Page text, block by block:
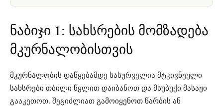
ნაბიჯი 1: სახსრების მომზადება
მკურნალობისთვის
მკურნალობის დაწყებამდე სასურველია მტკივნეული
სახსრები თბილი წყლით დაიბანოთ და მსუბუქი მასაჟი
გააკეთოთ. შეგიძლიათ გამოიყენოთ წარბის ან